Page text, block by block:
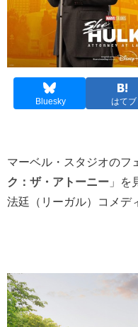
Bluesky はてブ
マーベル・スタジオのフ
ク：ザ・アトーニー 」を
法廷（リーガル）コメデ